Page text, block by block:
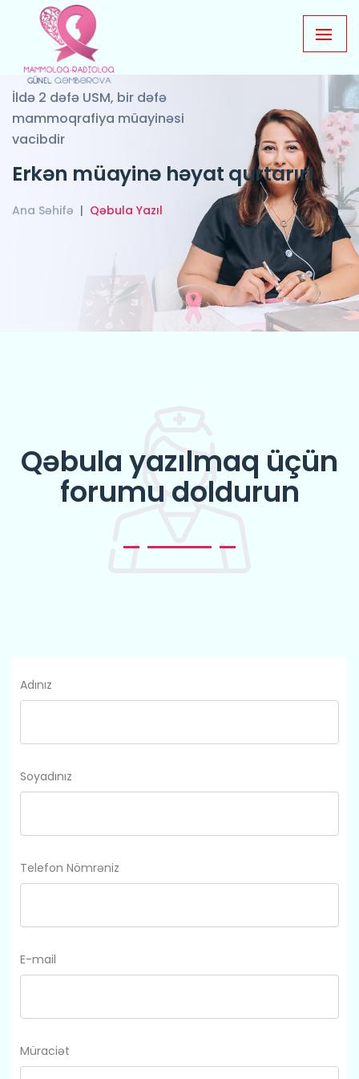
İldə 2 dəfə USM, bir dəfə
mammoqrafiya müayinəsi
vacibdir
Erkən müayinə həyat qurtarır!
Ana Səhifə Qəbula Yazıl
Qəbula yazılmaq üçün
forumu doldurun
Adınız
Soyadınız
Telefon Nömrəniz
E-mail
Müraciət